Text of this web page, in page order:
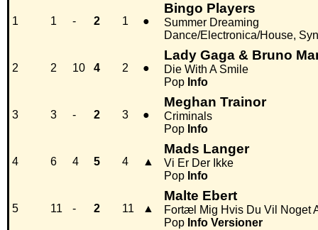
1 1 - 2 1 ●
Bingo Players
Summer Dreaming
Dance/Electronica/House,
2 2 10 4 2 ●
Lady Gaga & Bruno
Die With A Smile
Pop Info
3 3 - 2 3 ●
Meghan Trainor
Criminals
Pop Info
4 6 4 5 4 ▲
Mads Langer
Vi Er Der Ikke
Pop Info
5 11 - 2 11 ▲
Malte Ebert
Fortæl Mig Hvis Du Vil Noget
Pop Info Versioner